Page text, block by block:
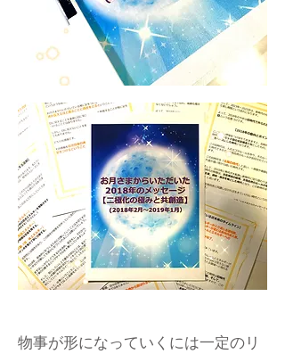
物事が形になっていくには一定のリ